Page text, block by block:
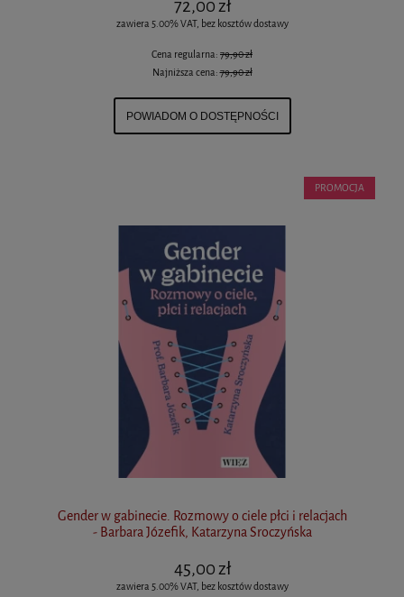
72,00 zł
zawiera 5.00% VAT, bez kosztów dostawy
Cena regularna: 79,90 zł
Najniższa cena:79,90 zł
POWIADOM O DOSTĘPNOŚCI
Gender w gabinecie. Rozmowy o ciele płci i relacjach
- Barbara Józefik, Katarzyna Sroczyńska
45,00 zł
zawiera 5.00% VAT, bez kosztów dostawy
PROMOCJA